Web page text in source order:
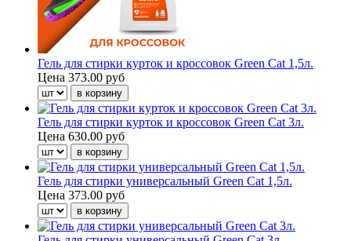
Гель для стирки курток и кроссовок Green Cat 1,5л.
Цена 373.00 руб
Гель для стирки курток и кроссовок Green Cat 3л.
Цена 630.00 руб
Гель для стирки универсальный Green Cat 1,5л.
Цена 373.00 руб